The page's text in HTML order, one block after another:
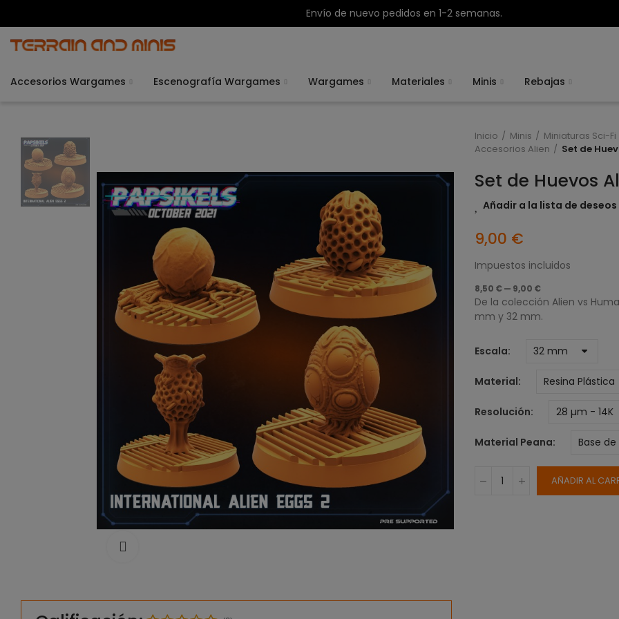
Envío de nuevo pedidos en 1-2 semanas.
Accesorios Wargames Escenografía Wargames Wargames Materiales Minis Rebajas
Inicio Minis
Miniaturas Sci-Fi
Accesorios Alien
Set de
Set de Huevos
Añadir a la lista de deseos
9,00 €
Impuestos incluidos
8,50 € — 9,00 €
De la colección Alien vs
mm y 32 mm.
Escala
Material
Resolución
Material Peana
AÑADIR AL